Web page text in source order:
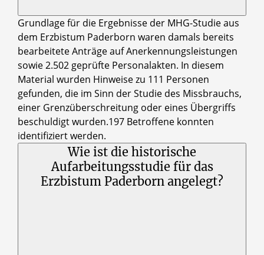
Grundlage für die Ergebnisse der MHG-Studie aus
dem Erzbistum Paderborn waren damals bereits
bearbeitete Anträge auf Anerkennungsleistungen
sowie 2.502 geprüfte Personalakten. In diesem
Material wurden Hinweise zu 111 Personen
gefunden, die im Sinn der Studie des Missbrauchs,
einer Grenzüberschreitung oder eines Übergriffs
beschuldigt wurden.197 Betroffene konnten
identifiziert werden.
Wie ist die historische
Aufarbeitungsstudie für das
Erzbistum Paderborn angelegt?